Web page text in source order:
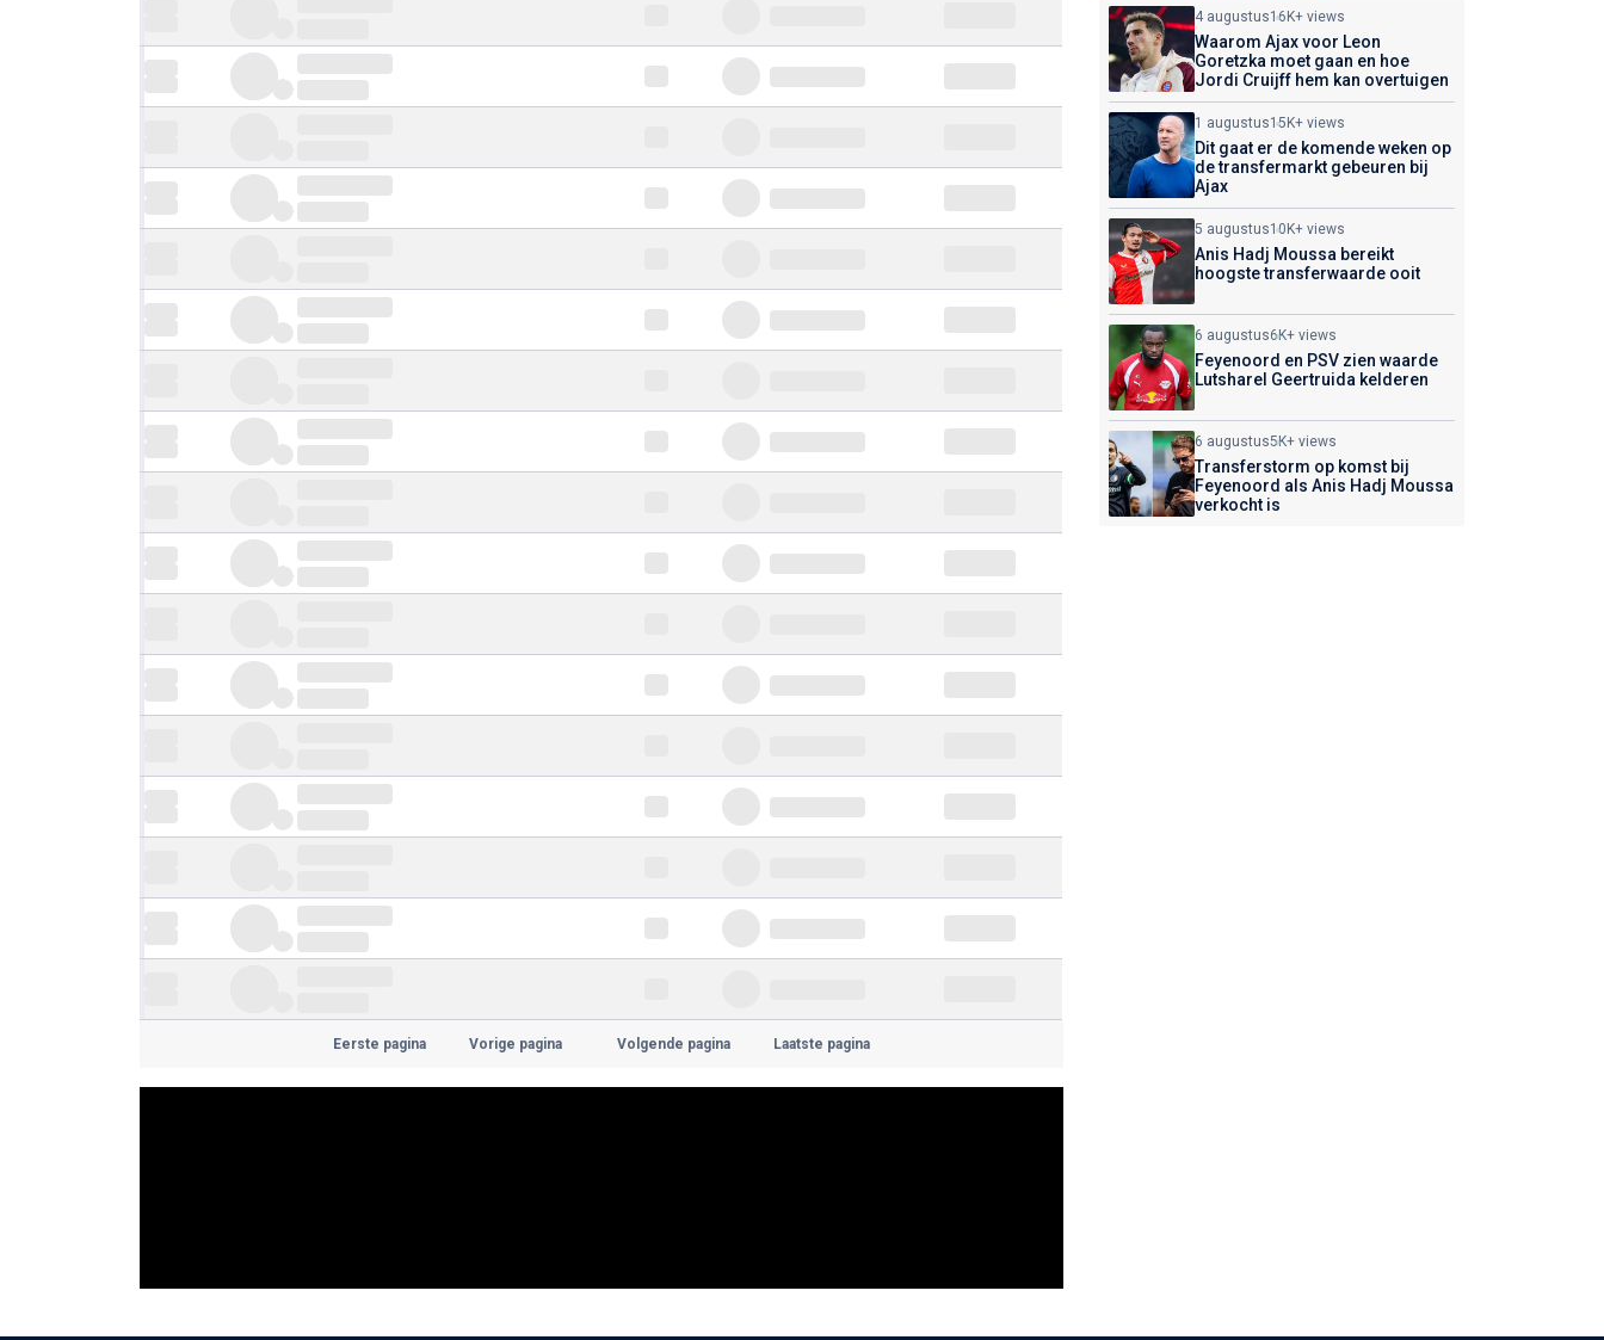
Eerste pagina Vorige pagina Volgende pagina Laatste pagina
4 augustus16K+ views
Waarom Ajax voor Leon
Goretzka moet gaan en hoe
Jordi Cruijff hem kan overtuigen
1 augustus15K+ views
Dit gaat er de komende weken op
de transfermarkt gebeuren bij
Ajax
5 augustus10K+ views
Anis Hadj Moussa bereikt
hoogste transferwaarde ooit
6 augustus6K+ views
Feyenoord en PSV zien waarde
Lutsharel Geertruida kelderen
6 augustus5K+ views
Transferstorm op komst bij
Feyenoord als Anis Hadj Moussa
verkocht is